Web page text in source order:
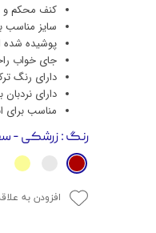
کنف محکم و
سایز مناسب
پوشیده شده
جای خواب
دارای رنگ
دارای
مناسب برای
رنگ: زرشکی -
افزودن به